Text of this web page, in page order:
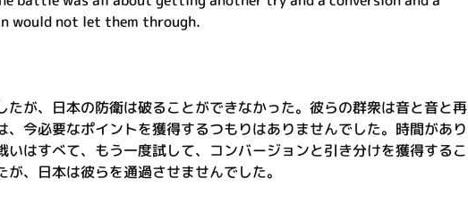
would not let them through.
たが、日本の防衛は破ることができなかった。彼らの群衆は音と音と再
、今必要なポイントを獲得するつもりはありませんでした。時間があり
いはすべて、もう一度試して、コンバージョンと引き分けを獲得するこ
、日本は彼らを通過させませんでした。